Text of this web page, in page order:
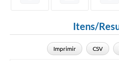
Itens/
Imprimir CSV